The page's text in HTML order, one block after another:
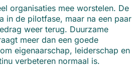
organisaties mee worstelen. De
in de pilotfase, maar na een paar
weer terug. Duurzame
meer dan een goede
eigenaarschap, leiderschap en
verbeteren normaal is.